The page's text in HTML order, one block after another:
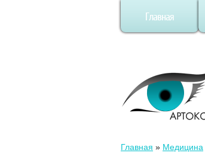
Главная
Главная » Медицина